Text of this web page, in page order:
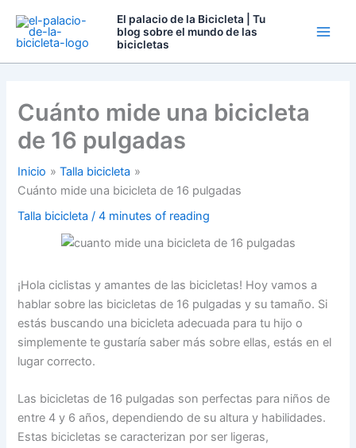
contenido
El palacio de la Bicicleta | Tu
blog sobre el mundo de las
bicicletas
Cuánto mide una bicicleta
de 16 pulgadas
Inicio
Talla bicicleta
Cuánto mide una bicicleta de 16 pulgadas
Talla bicicleta /4 minutes of reading
¡Hola ciclistas y amantes de las bicicletas! Hoy vamos a
hablar sobre las bicicletas de 16 pulgadas y su tamaño. Si
estás buscando una bicicleta adecuada para tu hijo o
simplemente te gustaría saber más sobre ellas, estás en el
lugar correcto.
Las bicicletas de 16 pulgadas son perfectas para niños de
entre 4 y 6 años, dependiendo de su altura y habilidades.
Estas bicicletas se caracterizan por ser ligeras,